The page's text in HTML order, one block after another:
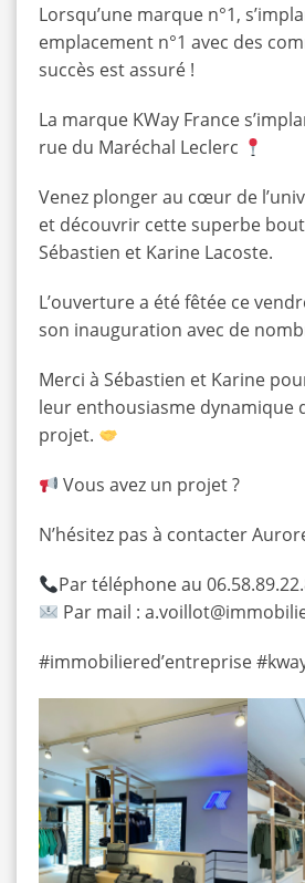
Lorsqu’une marque n°1,
emplacement n°1 avec des
succès est assuré !
La marque KWay France
rue du Maréchal Leclerc
Venez plonger au cœur de
et découvrir cette superbe
Sébastien et Karine Lacoste.
L’ouverture a été fêtée ce
son inauguration avec de
Merci à Sébastien et Karine
leur enthousiasme dynamique
projet.
Vous avez un projet ?
N’hésitez pas à contacter
Par téléphone au
Par mail :
#immobiliered’entreprise